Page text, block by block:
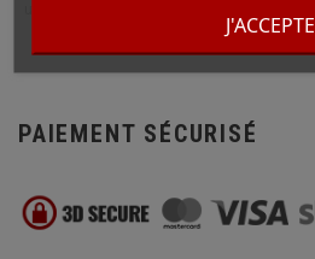
J'ACCEPTE
PAIEMENT SÉCURISÉ